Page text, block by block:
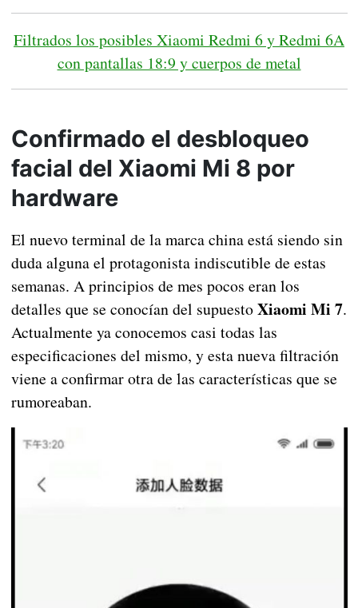
Filtrados los posibles Xiaomi Redmi 6 y Redmi 6A
con pantallas 18:9 y cuerpos de metal
Confirmado el desbloqueo
facial del Xiaomi Mi 8 por
hardware
El nuevo terminal de la marca china está siendo sin
duda alguna el protagonista indiscutible de estas
semanas. A principios de mes pocos eran los
detalles que se conocían del supuestoXiaomi Mi 7.
Actualmente ya conocemos casi todas las
especificaciones del mismo, y esta nueva filtración
viene a confirmar otra de las características que se
rumoreaban.